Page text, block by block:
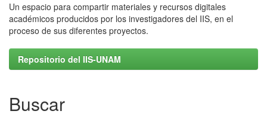
Un espacio para compartir materiales y recursos digitales
académicos producidos por los investigadores del IIS, en el
proceso de sus diferentes proyectos.
Repositorio del IIS-UNAM
Buscar